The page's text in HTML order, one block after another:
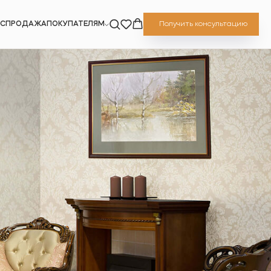
ПОКУПАТЕЛЯМ Получить консультацию